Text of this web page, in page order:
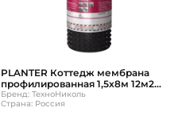
PLANTER Коттедж мембрана
профилированная 1,5х8м 12м2
шип 8,5мм
Бренд: ТехноНиколь
Страна: Россия